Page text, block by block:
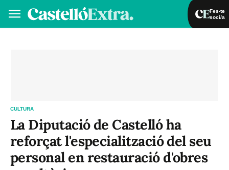
Fes-te
soci/a
CULTURA
La Diputació de Castelló ha
reforçat l'especialització del seu
personal en restauració d'obres